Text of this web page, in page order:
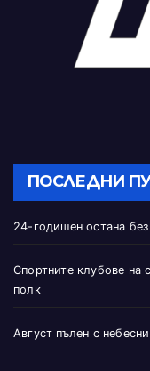
ПОСЛЕДНИ
24-годишен остана
Спортните клубове
полк
Август пълен с